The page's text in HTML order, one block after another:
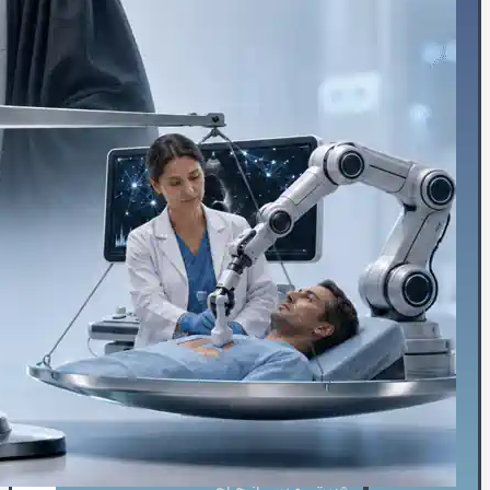
📉نوار قلب
🚴‍♀️تست ورزش
💉آنژیوگرافی
🩺تشخیص‌ودرمان
💬مشاوره
🛡️مشاوره پیشگیری
🍎مشاوره تخصصی تغذیه
🩸بیماران دیابتی
♀️قلب بانوان
🔎چکاپ و غربالگری
🚭مشاوره ترک سیگار
🎗️درمان سرطان سینه
👩‍⚕️مشاوره جراحی زنان
✨جراحی زیبایی